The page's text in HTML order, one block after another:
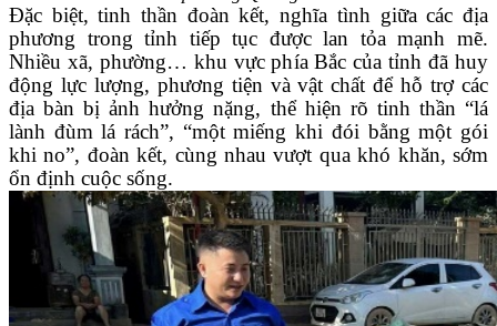
Đặc biệt, tinh thần đoàn kết, nghĩa tình giữa các địa
phương trong tỉnh tiếp tục được lan tỏa mạnh mẽ.
Nhiều xã, phường… khu vực phía Bắc của tỉnh đã huy
động lực lượng, phương tiện và vật chất để hỗ trợ các
địa bàn bị ảnh hưởng nặng, thể hiện rõ tinh thần “lá
lành đùm lá rách”, “một miếng khi đói bằng một gói
khi no”, đoàn kết, cùng nhau vượt qua khó khăn, sớm
ổn định cuộc sống.